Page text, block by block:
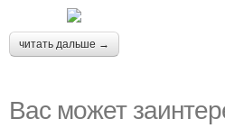
читать дальше →
Вас может